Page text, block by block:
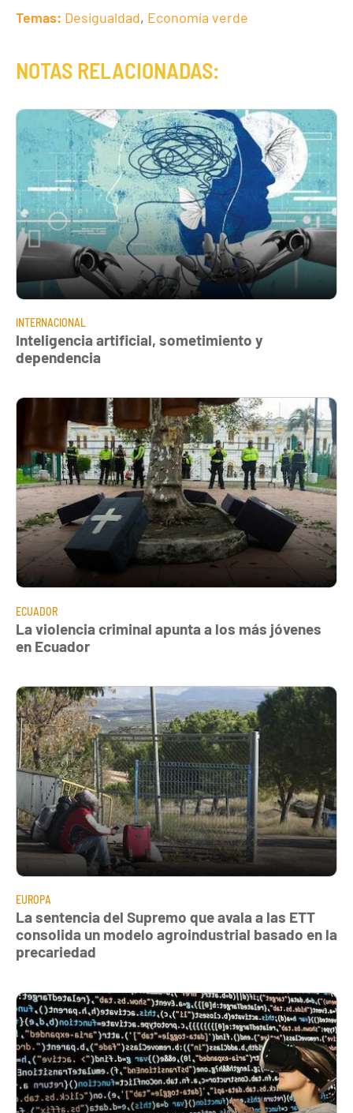
Temas: Desigualdad, Economía verde
NOTAS RELACIONADAS:
INTERNACIONAL
Inteligencia artificial, sometimiento y
dependencia
ECUADOR
La violencia criminal apunta a los más jóvenes
en Ecuador
EUROPA
La sentencia del Supremo que avala a las ETT
consolida un modelo agroindustrial basado en la
precariedad